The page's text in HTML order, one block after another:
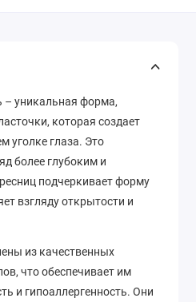
– уникальная форма,
которая создает
уголке глаза. Это
более глубоким и
подчеркивает форму
взгляду открытости и
из качественных
что обеспечивает им
и гипоаллергенность. Они